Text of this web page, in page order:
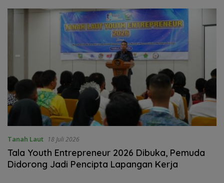
Tanah Laut 18 Juli 2026
Tala Youth Entrepreneur 2026 Dibuka, Pemuda
Didorong Jadi Pencipta Lapangan Kerja